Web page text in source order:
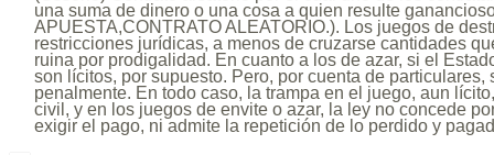
una suma de dinero o una cosa a quien resulte
APUESTA,CONTRATO ALEATORIO.). Los juegos de
restricciones jurídicas, a menos de cruzarse cantidades
ruina por prodigalidad. En cuanto a los de azar, si el
son lícitos, por supuesto. Pero, por cuenta de particulares,
penalmente. En todo caso, la trampa en el juego, aun
civil, y en los juegos de envite o azar, la ley no concede
exigir el pago, ni admite la repetición de lo perdido y